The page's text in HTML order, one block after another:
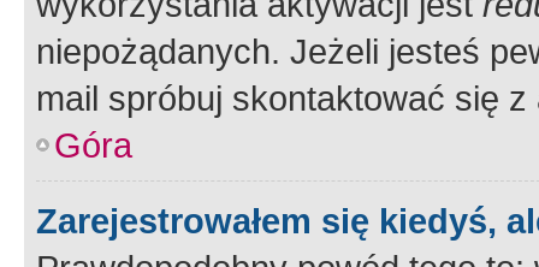
niepożądanych. Jeżeli jesteś
mail spróbuj skontaktować się
Góra
Zarejestrowałem się kiedyś,